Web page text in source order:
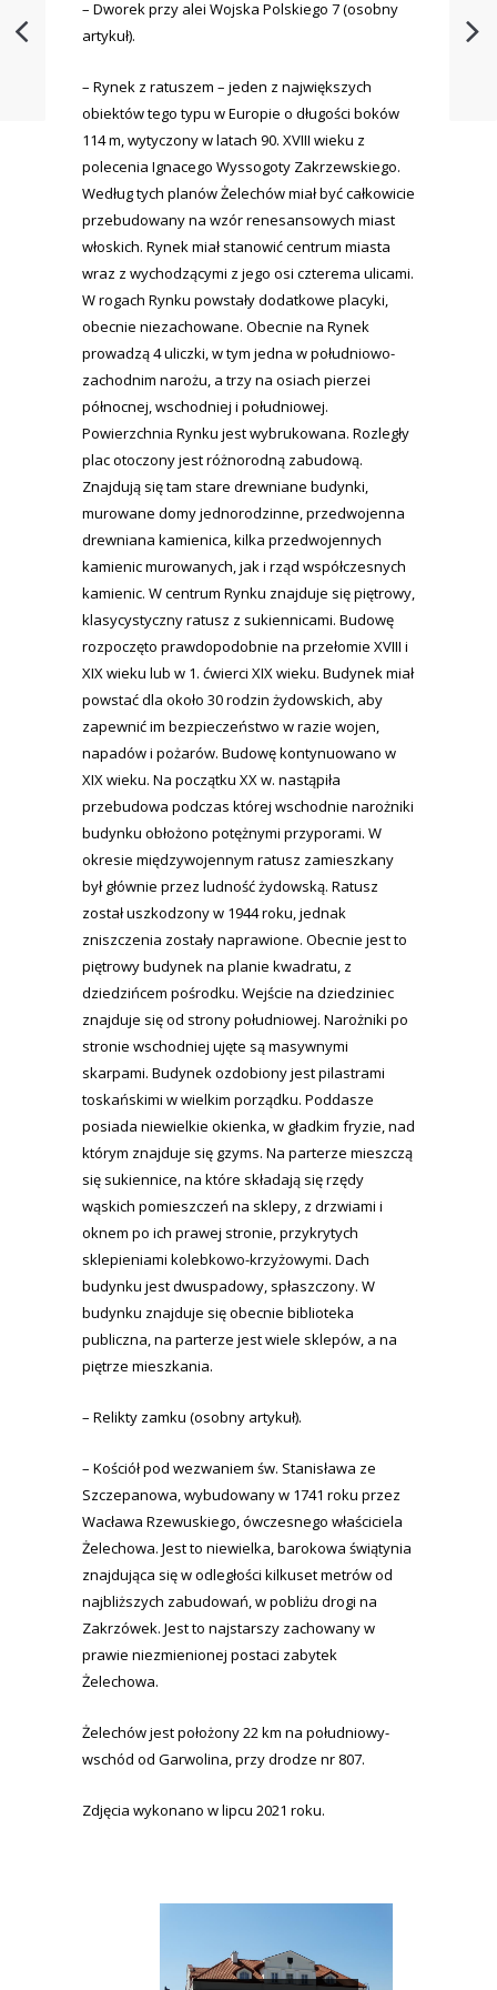
– Dworek przy alei Wojska Polskiego 7 (osobny
artykuł).
– Rynek z ratuszem – jeden z największych
obiektów tego typu w Europie o długości boków
114 m, wytyczony w latach 90. XVIII wieku z
polecenia Ignacego Wyssogoty Zakrzewskiego.
Według tych planów Żelechów miał być całkowicie
przebudowany na wzór renesansowych miast
włoskich. Rynek miał stanowić centrum miasta
wraz z wychodzącymi z jego osi czterema ulicami.
W rogach Rynku powstały dodatkowe placyki,
obecnie niezachowane. Obecnie na Rynek
prowadzą 4 uliczki, w tym jedna w południowo-
zachodnim narożu, a trzy na osiach pierzei
północnej, wschodniej i południowej.
Powierzchnia Rynku jest wybrukowana. Rozległy
plac otoczony jest różnorodną zabudową.
Znajdują się tam stare drewniane budynki,
murowane domy jednorodzinne, przedwojenna
drewniana kamienica, kilka przedwojennych
kamienic murowanych, jak i rząd współczesnych
kamienic. W centrum Rynku znajduje się piętrowy,
klasycystyczny ratusz z sukiennicami. Budowę
rozpoczęto prawdopodobnie na przełomie XVIII i
XIX wieku lub w 1. ćwierci XIX wieku. Budynek miał
powstać dla około 30 rodzin żydowskich, aby
zapewnić im bezpieczeństwo w razie wojen,
napadów i pożarów. Budowę kontynuowano w
XIX wieku. Na początku XX w. nastąpiła
przebudowa podczas której wschodnie narożniki
budynku obłożono potężnymi przyporami. W
okresie międzywojennym ratusz zamieszkany
był głównie przez ludność żydowską. Ratusz
został uszkodzony w 1944 roku, jednak
zniszczenia zostały naprawione. Obecnie jest to
piętrowy budynek na planie kwadratu, z
dziedzińcem pośrodku. Wejście na dziedziniec
znajduje się od strony południowej. Narożniki po
stronie wschodniej ujęte są masywnymi
skarpami. Budynek ozdobiony jest pilastrami
toskańskimi w wielkim porządku. Poddasze
posiada niewielkie okienka, w gładkim fryzie, nad
którym znajduje się gzyms. Na parterze mieszczą
się sukiennice, na które składają się rzędy
wąskich pomieszczeń na sklepy, z drzwiami i
oknem po ich prawej stronie, przykrytych
sklepieniami kolebkowo-krzyżowymi. Dach
budynku jest dwuspadowy, spłaszczony. W
budynku znajduje się obecnie biblioteka
publiczna, na parterze jest wiele sklepów, a na
piętrze mieszkania.
– Relikty zamku (osobny artykuł).
– Kościół pod wezwaniem św. Stanisława ze
Szczepanowa, wybudowany w 1741 roku przez
Wacława Rzewuskiego, ówczesnego właściciela
Żelechowa. Jest to niewielka, barokowa świątynia
znajdująca się w odległości kilkuset metrów od
najbliższych zabudowań, w pobliżu drogi na
Zakrzówek. Jest to najstarszy zachowany w
prawie niezmienionej postaci zabytek
Żelechowa.
Żelechów jest położony 22 km na południowy-
wschód od Garwolina, przy drodze nr 807.
Zdjęcia wykonano w lipcu 2021 roku.